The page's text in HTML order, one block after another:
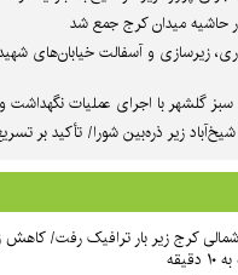
حاشیه میدان کرج جمع شد
زیرسازی و آسفالت خیابان‌های
گلشهر با اجرای عملیات نگهداشت و
زیر ذره‌بین شورا/ تأکید بر
شمالی کرج زیر بار ترافیک رفت/